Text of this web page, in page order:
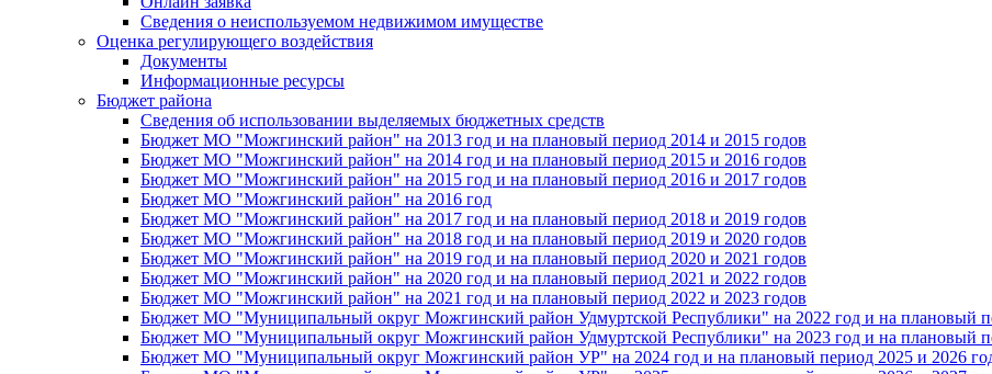
Сведения о неиспользуемом недвижимом имуществе
Оценка регулирующего воздействия
Документы
Информационные ресурсы
Бюджет района
Сведения об использовании выделяемых бюджетных средств
Бюджет МО "Можгинский район" на 2013 год и на плановый период 2014 и 2015 годов
Бюджет МО "Можгинский район" на 2014 год и на плановый период 2015 и 2016 годов
Бюджет МО "Можгинский район" на 2015 год и на плановый период 2016 и 2017 годов
Бюджет МО "Можгинский район" на 2016 год
Бюджет МО "Можгинский район" на 2017 год и на плановый период 2018 и 2019 годов
Бюджет МО "Можгинский район" на 2018 год и на плановый период 2019 и 2020 годов
Бюджет МО "Можгинский район" на 2019 год и на плановый период 2020 и 2021 годов
Бюджет МО "Можгинский район" на 2020 год и на плановый период 2021 и 2022 годов
Бюджет МО "Можгинский район" на 2021 год и на плановый период 2022 и 2023 годов
Бюджет МО "Муниципальный округ Можгинский район Удмуртской Республики" на 2022 год и на плановый
Бюджет МО "Муниципальный округ Можгинский район Удмуртской Республики" на 2023 год и на плановый
Бюджет МО "Муниципальный округ Можгинский район УР" на 2024 год и на плановый период 2025 и 2026